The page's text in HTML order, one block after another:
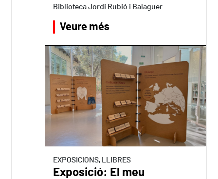
Biblioteca Jordi Rubió i Balaguer
Veure més
EXPOSICIONS, LLIBRES
Exposició: El meu